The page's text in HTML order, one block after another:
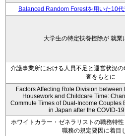
Balanced Random Forestを用いた10
大学生の特定扶養控除が 就業
介護事業所における人員不足と運営状況
査をもとに
Factors Affecting Role Division between
Housework and Childcare Time:
Commute Times of Dual-Income Couples
in Japan after the COVID-
ホワイトカラー・ゼネラリストの職務特
職務の規定要因に着目